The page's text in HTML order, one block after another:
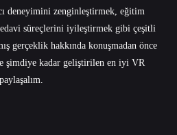
deneyimini zenginleştirmek, eğitim
süreçlerini iyileştirmek gibi çeşitli
gerçeklik hakkında konuşmadan önce
şimdiye kadar geliştirilen en iyi VR